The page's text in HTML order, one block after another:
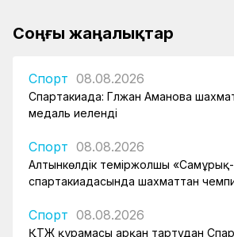
Соңғы жаңалықтар
Спорт 08.08.2026
Спартакиада: Гүлжан Аманова
медаль иеленді
Спорт 08.08.2026
Алтынкөлдік теміржолшы
спартакиадасында шахматтан
Спорт 08.08.2026
ҚТЖ құрамасы арқан тартудан